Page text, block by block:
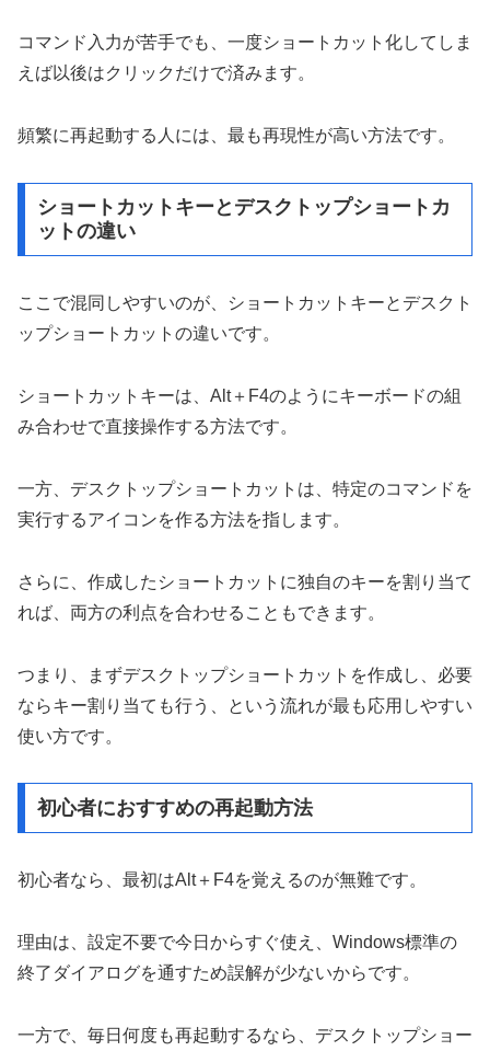
コマンド入力が苦手でも、一度ショートカット化してしま
えば以後はクリックだけで済みます。
頻繁に再起動する人には、最も再現性が高い方法です。
ショートカットキーとデスクトップショートカ
ットの違い
ここで混同しやすいのが、ショートカットキーとデスクト
ップショートカットの違いです。
ショートカットキーは、Alt＋F4のようにキーボードの組
み合わせで直接操作する方法です。
一方、デスクトップショートカットは、特定のコマンドを
実行するアイコンを作る方法を指します。
さらに、作成したショートカットに独自のキーを割り当て
れば、両方の利点を合わせることもできます。
つまり、まずデスクトップショートカットを作成し、必要
ならキー割り当ても行う、という流れが最も応用しやすい
使い方です。
初心者におすすめの再起動方法
初心者なら、最初はAlt＋F4を覚えるのが無難です。
理由は、設定不要で今日からすぐ使え、Windows標準の
終了ダイアログを通すため誤解が少ないからです。
一方で、毎日何度も再起動するなら、デスクトップショー